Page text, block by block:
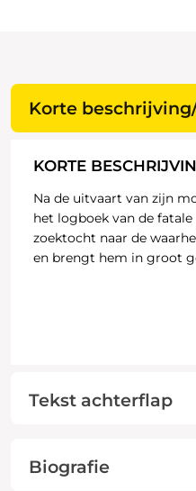
Korte
KORTE
Na de uitvaart van zijn
het logboek van de
zoektocht naar de
en brengt hem in groot
Tekst achterflap
Biografie